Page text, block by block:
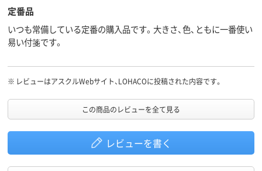
定番品
いつも常備している定番の購入品です。大きさ、色、ともに一番使い
易い付箋です。
※ レビューはアスクルWebサイト、LOHACOに投稿された内容です。
この商品のレビューを全て見る
レビューを書く